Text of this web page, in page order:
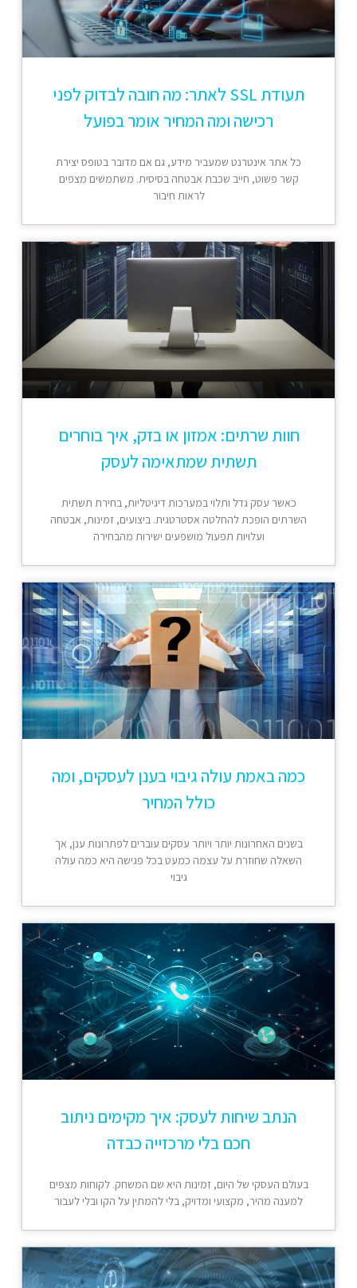
תעודת SSL לאתר: מה חובה לבדוק לפני
רכישה ומה המחיר אומר בפועל
כל אתר אינטרנט שמעביר מידע, גם אם מדובר בטופס יצירת
קשר פשוט, חייב שכבת אבטחה בסיסית. משתמשים מצפים
לראות חיבור
חוות שרתים: אמזון או בזק, איך בוחרים
תשתית שמתאימה לעסק
כאשר עסק גדל ותלוי במערכות דיגיטליות, בחירת תשתית
השרתים הופכת להחלטה אסטרטגית. ביצועים, זמינות, אבטחה
ועלויות תפעול מושפעים ישירות מהבחירה
כמה באמת עולה גיבוי בענן לעסקים, ומה
כולל המחיר
בשנים האחרונות יותר ויותר עסקים עוברים לפתרונות ענן, אך
השאלה שחוזרת על עצמה כמעט בכל פגישה היא כמה עולה
גיבוי
הנתב שיחות לעסק: איך מקימים ניתוב
חכם בלי מרכזייה כבדה
בעולם העסקי של היום, זמינות היא שם המשחק. לקוחות מצפים
למענה מהיר, מקצועי ומדויק, בלי להמתין על הקו ובלי לעבור